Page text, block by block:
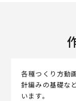
各種つくり方動
針編みの基礎な
います。